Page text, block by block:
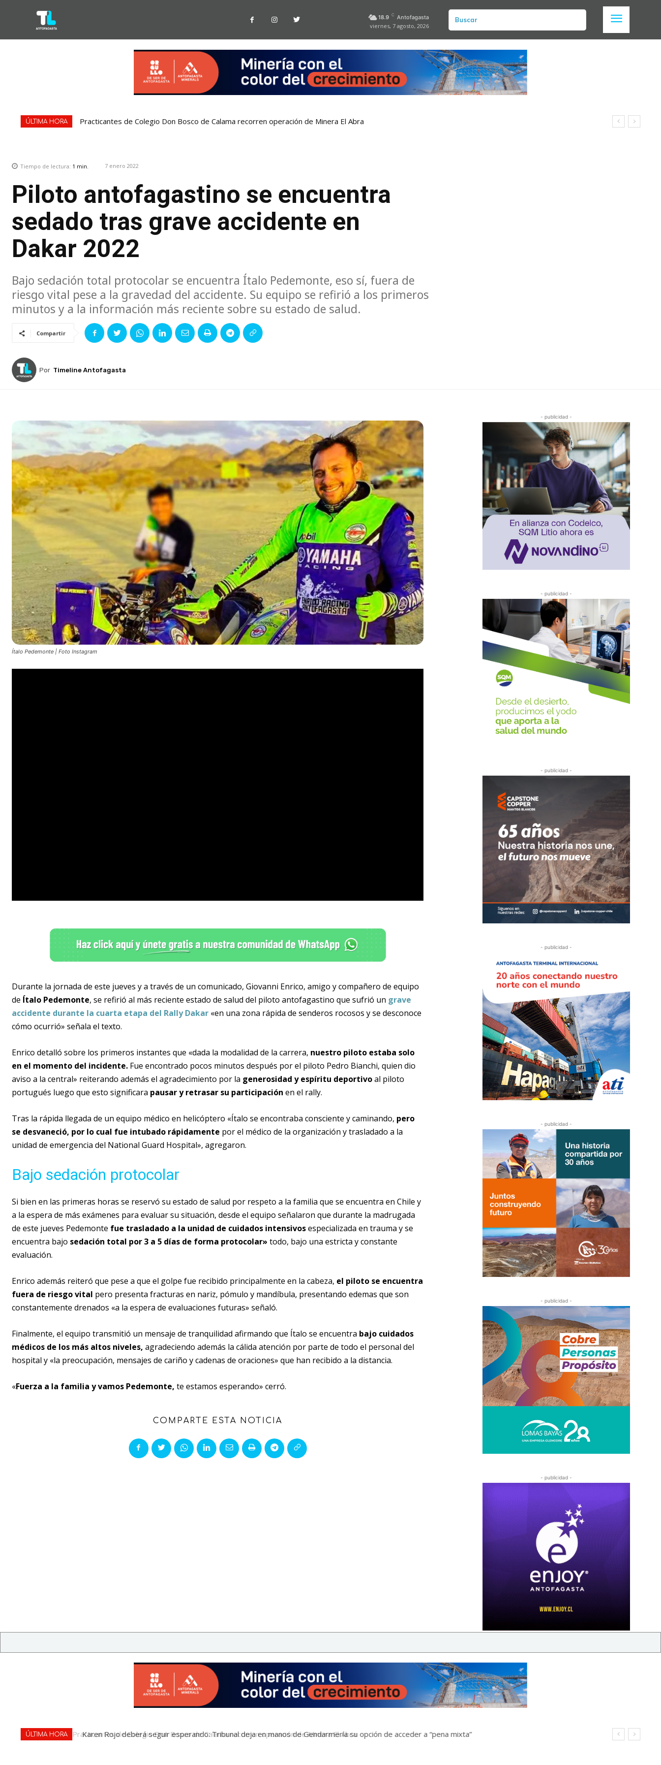
18.9 C Antofagasta
viernes, 7 agosto, 2026
Buscar
ÚLTIMA HORA Practicantes de Colegio Don Bosco de Calama recorren operación de Minera El Abra
Tiempo de lectura: 1 min. 7 enero 2022
Piloto antofagastino se encuentra
sedado tras grave accidente en
Dakar 2022
Bajo sedación total protocolar se encuentra Ítalo Pedemonte, eso sí, fuera de
riesgo vital pese a la gravedad del accidente. Su equipo se refirió a los primeros
minutos y a la información más reciente sobre su estado de salud.
Compartir
Por Timeline Antofagasta
Ítalo Pedemonte | Foto Instagram
Durante la jornada de este jueves y a través de un comunicado, Giovanni Enrico, amigo y compañero de equipo
de Ítalo Pedemonte, se refirió al más reciente estado de salud del piloto antofagastino que sufrió un grave
accidente durante la cuarta etapa del Rally Dakar «en una zona rápida de senderos rocosos y se desconoce
cómo ocurrió» señala el texto.
Enrico detalló sobre los primeros instantes que «dada la modalidad de la carrera, nuestro piloto estaba solo
en el momento del incidente. Fue encontrado pocos minutos después por el piloto Pedro Bianchi, quien dio
aviso a la central» reiterando además el agradecimiento por la generosidad y espíritu deportivoal piloto
portugués luego que esto significara pausar y retrasar su participación en el rally.
Tras la rápida llegada de un equipo médico en helicóptero «Ítalo se encontraba consciente y caminando, pero
se desvaneció, por lo cual fue intubado rápidamente por el médico de la organización y trasladado a la
unidad de emergencia del National Guard Hospital», agregaron.
Bajo sedación protocolar
Si bien en las primeras horas se reservó su estado de salud por respeto a la familia que se encuentra en Chile y
a la espera de más exámenes para evaluar su situación, desde el equipo señalaron que durante la madrugada
de este jueves Pedemonte fue trasladado a la unidad de cuidados intensivosespecializada en trauma y se
encuentra bajo sedación total por 3 a 5 días de forma protocolar» todo, bajo una estricta y constante
evaluación.
Enrico además reiteró que pese a que el golpe fue recibido principalmente en la cabeza, el piloto se encuentra
fuera de riesgo vital pero presenta fracturas en nariz, pómulo y mandíbula, presentando edemas que son
constantemente drenados «a la espera de evaluaciones futuras» señaló.
Finalmente, el equipo transmitió un mensaje de tranquilidad afirmando que Ítalo se encuentra bajo cuidados
médicos de los más altos niveles, agradeciendo además la cálida atención por parte de todo el personal del
hospital y «la preocupación, mensajes de cariño y cadenas de oraciones» que han recibido a la distancia.
«Fuerza a la familia y vamos Pedemonte, te estamos esperando» cerró.
COMPARTE ESTA NOTICIA
- publicidad -
- publicidad -
- publicidad -
- publicidad -
- publicidad -
- publicidad -
- publicidad -